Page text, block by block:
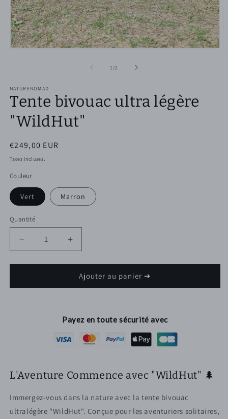
une
fenêtre
modale
1 /de2
NATURENOMAD
Tente bivouac ultra légère
"WildHut"
Prix
habituel
€249,00 EUR
Taxes incluses.
Couleur
Vert Marron
Quantité
Réduire
la
quantité
Tente
Augmenter
la
quantité
de
Tente
légère
Ajouter au panier ➔
Payez en toute sécurité avec
L'Aventure Commence avec "WildHut" 🌲
Immergez-vous dans la nature avec la tente bivouac
ultralégère "WildHut". Conçue pour les aventuriers solitaires,